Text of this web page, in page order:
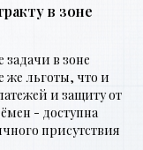
в зоне
в зоне
же льготы, что и
и защиту от
- доступна
присутствия